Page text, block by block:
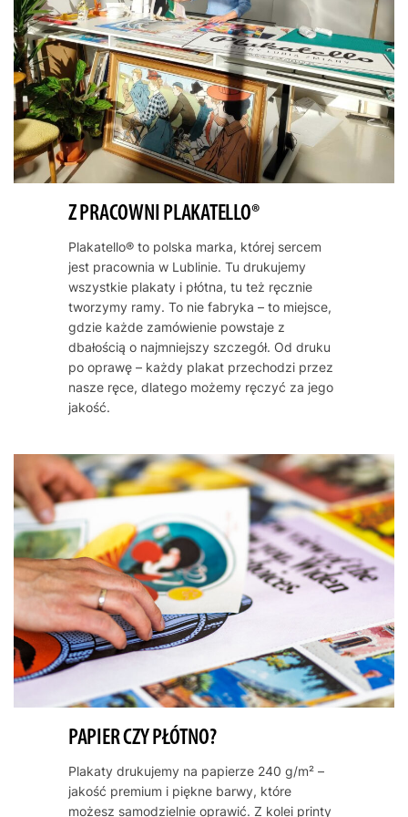
Z PRACOWNI PLAKATELLO®
Plakatello® to polska marka, której sercem
jest pracownia w Lublinie. Tu drukujemy
wszystkie plakaty i płótna, tu też ręcznie
tworzymy ramy. To nie fabryka – to miejsce,
gdzie każde zamówienie powstaje z
dbałością o najmniejszy szczegół. Od druku
po oprawę – każdy plakat przechodzi przez
nasze ręce, dlatego możemy ręczyć za jego
jakość.
PAPIER CZY PŁÓTNO?
Plakaty drukujemy na papierze 240 g/m² –
jakość premium i piękne barwy, które
możesz samodzielnie oprawić. Z kolei printy